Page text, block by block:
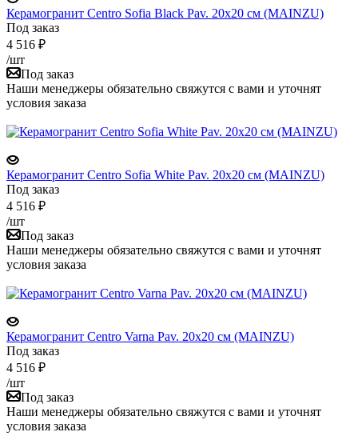
Керамогранит Centro Sofia Black Pav. 20x20 см (MAINZU)
Под заказ
4 516 ₽
/шт
Под заказ
Наши менеджеры обязательно свяжутся с вами и уточнят
условия заказа
Керамогранит Centro Sofia White Pav. 20x20 см (MAINZU)
Под заказ
4 516 ₽
/шт
Под заказ
Наши менеджеры обязательно свяжутся с вами и уточнят
условия заказа
Керамогранит Centro Varna Pav. 20x20 см (MAINZU)
Под заказ
4 516 ₽
/шт
Под заказ
Наши менеджеры обязательно свяжутся с вами и уточнят
условия заказа